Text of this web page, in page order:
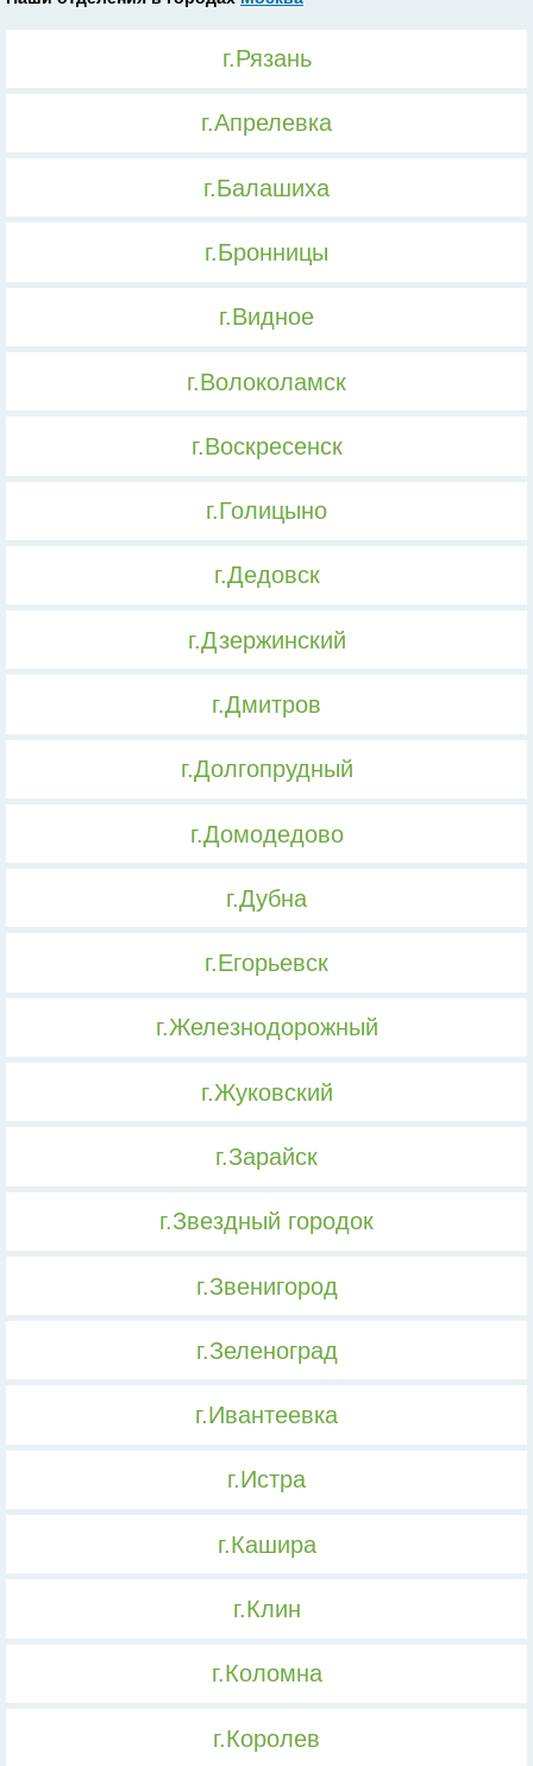
г.Рязань
г.Апрелевка
г.Балашиха
г.Бронницы
г.Видное
г.Волоколамск
г.Воскресенск
г.Голицыно
г.Дедовск
г.Дзержинский
г.Дмитров
г.Долгопрудный
г.Домодедово
г.Дубна
г.Егорьевск
г.Железнодорожный
г.Жуковский
г.Зарайск
г.Звездный городок
г.Звенигород
г.Зеленоград
г.Ивантеевка
г.Истра
г.Кашира
г.Клин
г.Коломна
г.Королев